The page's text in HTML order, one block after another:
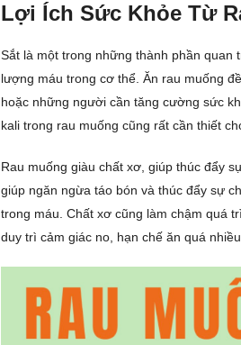
Lợi Ích Sức Khỏe Từ
Sắt là một trong những thành phần quan
lượng máu trong cơ thể. Ăn rau muống
hoặc những người cần tăng cường sức
kali trong rau muống cũng rất cần thiết
Rau muống giàu chất xơ, giúp thúc đẩy
giúp ngăn ngừa táo bón và thúc đẩy sự
trong máu. Chất xơ cũng làm chậm quá
duy trì cảm giác no, hạn chế ăn quá nhiều.